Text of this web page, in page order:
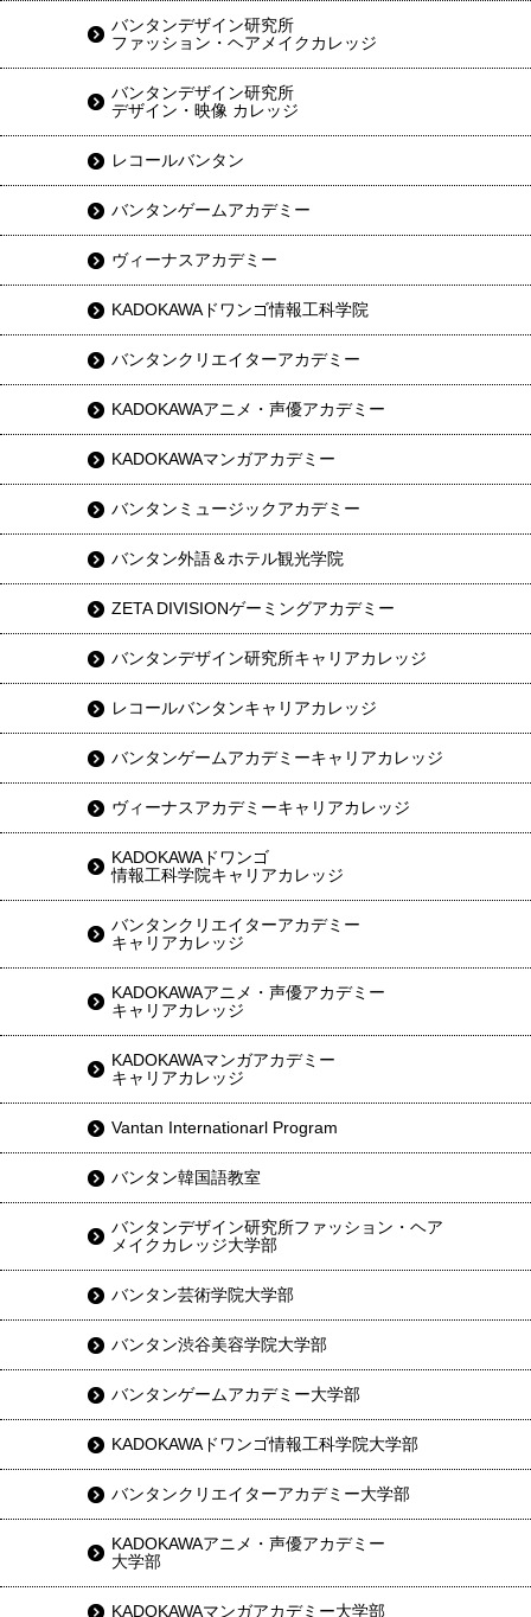
バンタンデザイン研究所
ファッション・ヘアメイクカレッジ
バンタンデザイン研究所
デザイン・映像 カレッジ
レコールバンタン
バンタンゲームアカデミー
ヴィーナスアカデミー
KADOKAWAドワンゴ情報工科学院
バンタンクリエイターアカデミー
KADOKAWAアニメ・声優アカデミー
KADOKAWAマンガアカデミー
バンタンミュージックアカデミー
バンタン外語＆ホテル観光学院
ZETA DIVISIONゲーミングアカデミー
バンタンデザイン研究所キャリアカレッジ
レコールバンタンキャリアカレッジ
バンタンゲームアカデミーキャリアカレッジ
ヴィーナスアカデミーキャリアカレッジ
KADOKAWAドワンゴ
情報工科学院キャリアカレッジ
バンタンクリエイターアカデミー
キャリアカレッジ
KADOKAWAアニメ・声優アカデミー
キャリアカレッジ
KADOKAWAマンガアカデミー
キャリアカレッジ
Vantan Internationarl Program
バンタン韓国語教室
バンタンデザイン研究所ファッション・ヘア
メイクカレッジ大学部
バンタン芸術学院大学部
バンタン渋谷美容学院大学部
バンタンゲームアカデミー大学部
KADOKAWAドワンゴ情報工科学院大学部
バンタンクリエイターアカデミー大学部
KADOKAWAアニメ・声優アカデミー
大学部
KADOKAWAマンガアカデミー大学部